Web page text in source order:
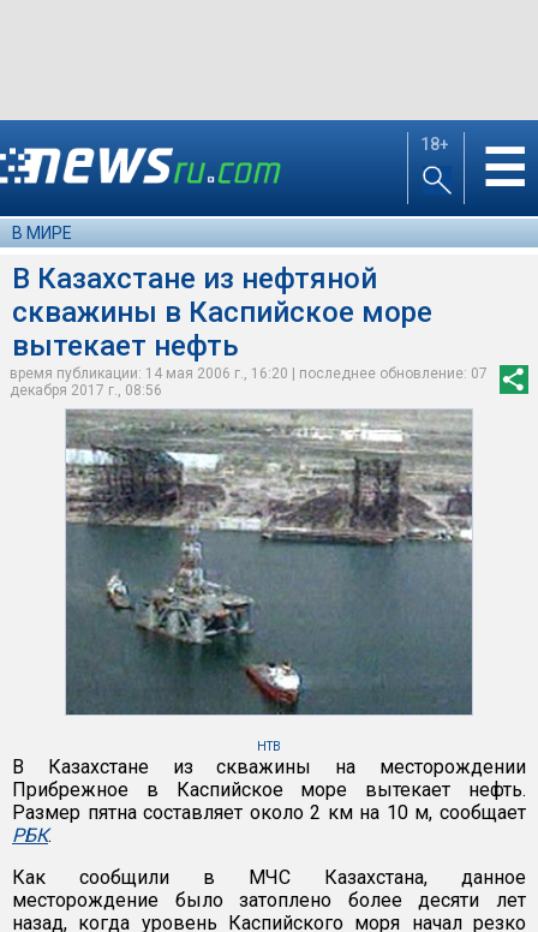
18+ ☰
В МИРЕ
В Казахстане из нефтяной
скважины в Каспийское море
вытекает нефть
время публикации: 14 мая 2006 г., 16:20 | последнее обновление: 07
декабря 2017 г., 08:56
НТВ
В Казахстане из скважины на месторождении
Прибрежное в Каспийское море вытекает нефть.
Размер пятна составляет около 2 км на 10 м, сообщает
РБК.
Как сообщили в МЧС Казахстана, данное
месторождение было затоплено более десяти лет
назад, когда уровень Каспийского моря начал резко